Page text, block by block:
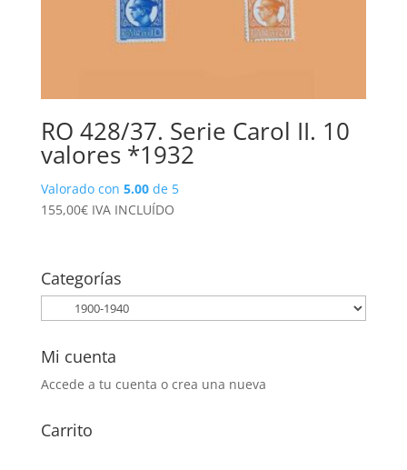
RO 428/37. Serie Carol II. 10
valores *1932
Valorado con 5.00de 5
155,00€ IVA INCLUÍDO
Categorías
Mi cuenta
Accede a tu cuenta o crea una nueva
Carrito